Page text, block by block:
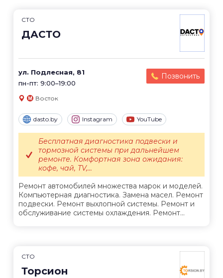
СТО
ДАСТО
ул. Подлесная, 81
пн-пт: 9:00–19:00
Позвонить
Восток
dasto.by Instagram YouTube
Ремонт автомобилей множества марок и моделей.
Компьютерная диагностика. Замена масел. Ремонт
подвески. Ремонт выхлопной системы. Ремонт и
обслуживание системы охлаждения. Ремонт...
Бесплатная диагностика подвески и
тормозной системы при дальнейшем
ремонте. Комфортная зона ожидания:
кофе, чай, TV,...
СТО
Торсион